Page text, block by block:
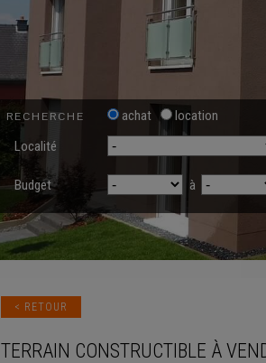
RECHERCHE achat
location
Localité
Budget à
< RETOUR
TERRAIN CONSTRUCTIBLE À